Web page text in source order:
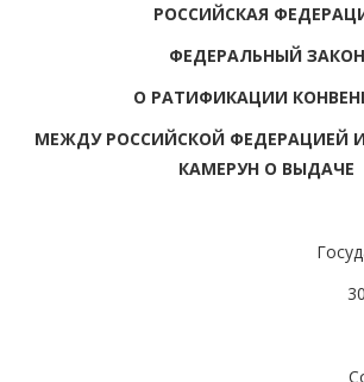
РОССИЙСКАЯ
ФЕДЕРАЛЬНЫЙ ЗАКОН
О РАТИФИКАЦИИ
МЕЖДУ РОССИЙСКОЙ ФЕДЕРАЦИЕЙ
КАМЕРУН О ВЫДАЧЕ